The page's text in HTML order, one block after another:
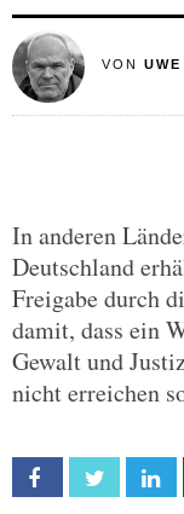
VON
In anderen
Deutschland
Freigabe durch
damit, dass ein
Gewalt und
nicht erreichen
Facebook Twitter